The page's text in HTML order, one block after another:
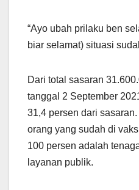
“Ayo ubah prilaku ben
biar selamat) situasi
Dari total sasaran
tanggal 2 September
31,4 persen dari
orang yang sudah di
100 persen adalah
layanan publik.